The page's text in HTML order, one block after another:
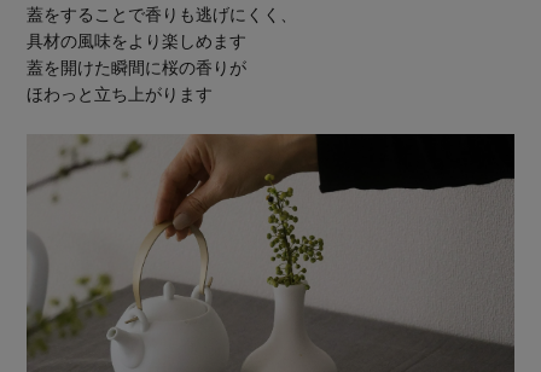
蓋をすることで香りも逃げにくく、
具材の風味をより楽しめます
蓋を開けた瞬間に桜の香りが
ほわっと立ち上がります